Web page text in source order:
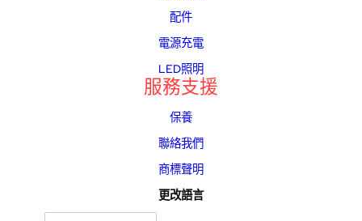
配件
電源充電
LED照明
服務支援
保養
聯絡我們
商標聲明
更改語言